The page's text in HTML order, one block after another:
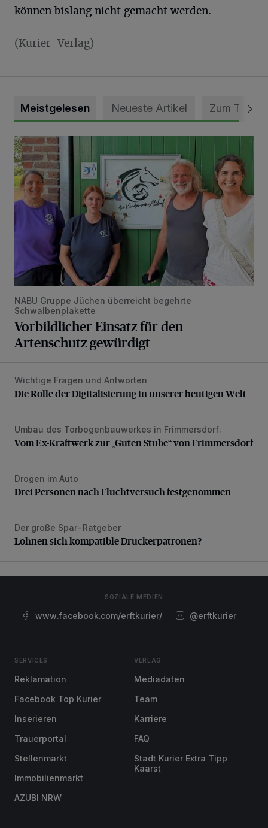
können bislang nicht gemacht werden.
(Kurier-Verlag)
Meistgelesen Neueste Artikel Zum Thema
Vorbildlicher Einsatz für den Artenschutz gewürdigt
NABU Gruppe Jüchen überreicht begehrte
Schwalbenplakette
Vorbildlicher Einsatz für den
Artenschutz gewürdigt
Die Rolle der Digitalisierung in unserer heutigen Welt
Wichtige Fragen und Antworten
Die Rolle der Digitalisierung in unserer heutigen Welt
Vom Ex-Kraftwerk zur „Guten Stube“ von Frimmersdorf
Umbau des Torbogenbauwerkes in Frimmersdorf.
Vom Ex-Kraftwerk zur „Guten Stube“ von Frimmersdorf
Drei Personen nach Fluchtversuch festgenommen
Drogen im Auto
Drei Personen nach Fluchtversuch festgenommen
Lohnen sich kompatible Druckerpatronen?
Der große Spar-Ratgeber
Lohnen sich kompatible Druckerpatronen?
SOZIALE MEDIEN
www.facebook.com/erftkurier/ @erftkurier
SERVICES
Reklamation
Facebook Top Kurier
Inserieren
Trauerportal
Stellenmarkt
Immobilienmarkt
AZUBI NRW
VERLAG
Mediadaten
Team
Karriere
FAQ
Stadt Kurier Extra Tipp
Kaarst